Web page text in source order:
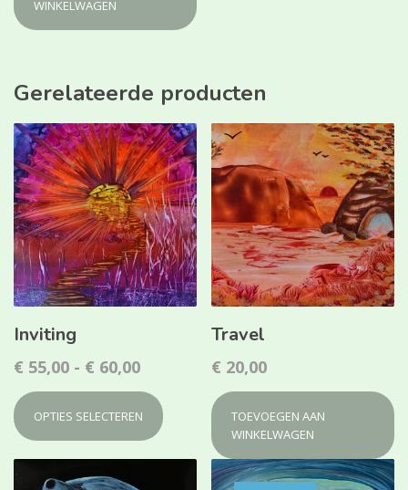
WINKELWAGEN
Gerelateerde producten
Inviting
€ 55,00 - € 60,00Prijsklasse:
€ 55,00
tot
€ 60,00
OPTIES SELECTEREN
product
heeft
meerdere
variaties.
Travel
€ 20,00
TOEVOEGEN AAN
WINKELWAGEN